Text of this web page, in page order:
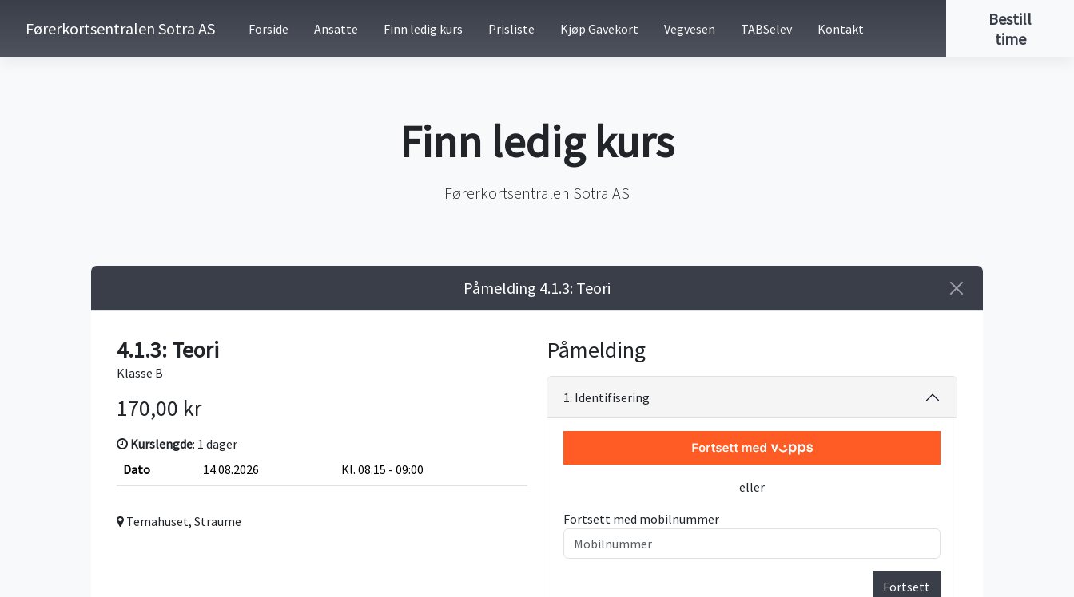
Førerkortsentralen Sotra AS Forside Ansatte Finn ledig kurs Prisliste Kjøp Gavekort Vegvesen TABSelev Kontakt
Bestill
time
Finn ledig kurs
Førerkortsentralen Sotra AS
Påmelding 4.1.3: Teori
Påmelding
1. Identifisering
eller
Fortsett med mobilnummer
Fortsett
4.1.3: Teori
Klasse B
170,00 kr
Kurslengde: 1 dager
Dato
14.08.2026 Kl. 08:15 - 09:00
Temahuset, Straume